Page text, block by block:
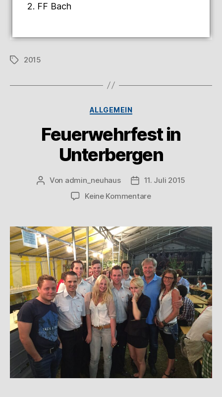
FF Bach
2015
ALLGEMEIN
Feuerwehrfest in
Unterbergen
Von admin_neuhaus
11. Juli 2015
Keine Kommentare